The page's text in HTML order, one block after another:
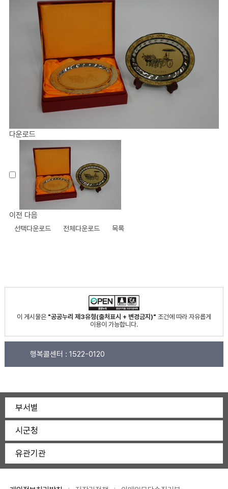
다운로드
이전 다음
선택다운로드 전체다운로드 목록
이 게시물은 "공공누리 제3유형(출처표시 + 변경금지)" 조건에 따라 자유롭게
이용이 가능합니다.
행복콜센터 : 1522-0120
부서별
시군청
유관기관